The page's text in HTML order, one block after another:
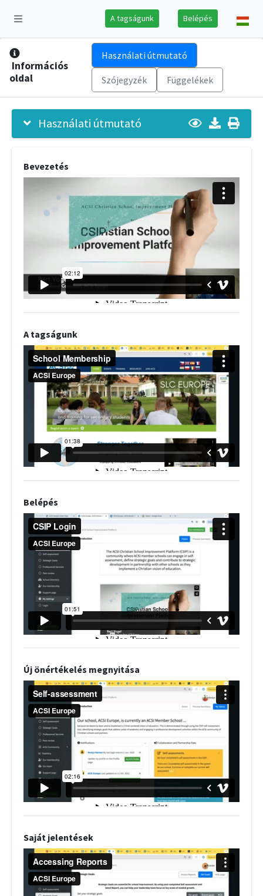
A tagságunk Belépés
Információs
oldal
Használati útmutató
Szójegyzék Függelékek
Használati útmutató
Bevezetés
A tagságunk
Belépés
Új önértékelés megnyitása
Saját jelentések